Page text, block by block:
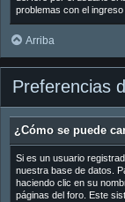
problemas con el
Arriba
Preferencias
¿Cómo se puede
Si es un usuario
nuestra base de datos.
haciendo clic en su
páginas del foro. Este